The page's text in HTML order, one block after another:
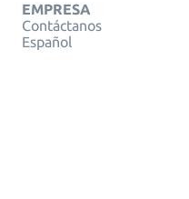
EMPRESA
Contáctanos
Español